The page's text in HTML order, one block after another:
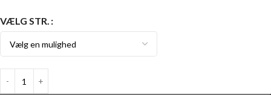
VÆLG STR.